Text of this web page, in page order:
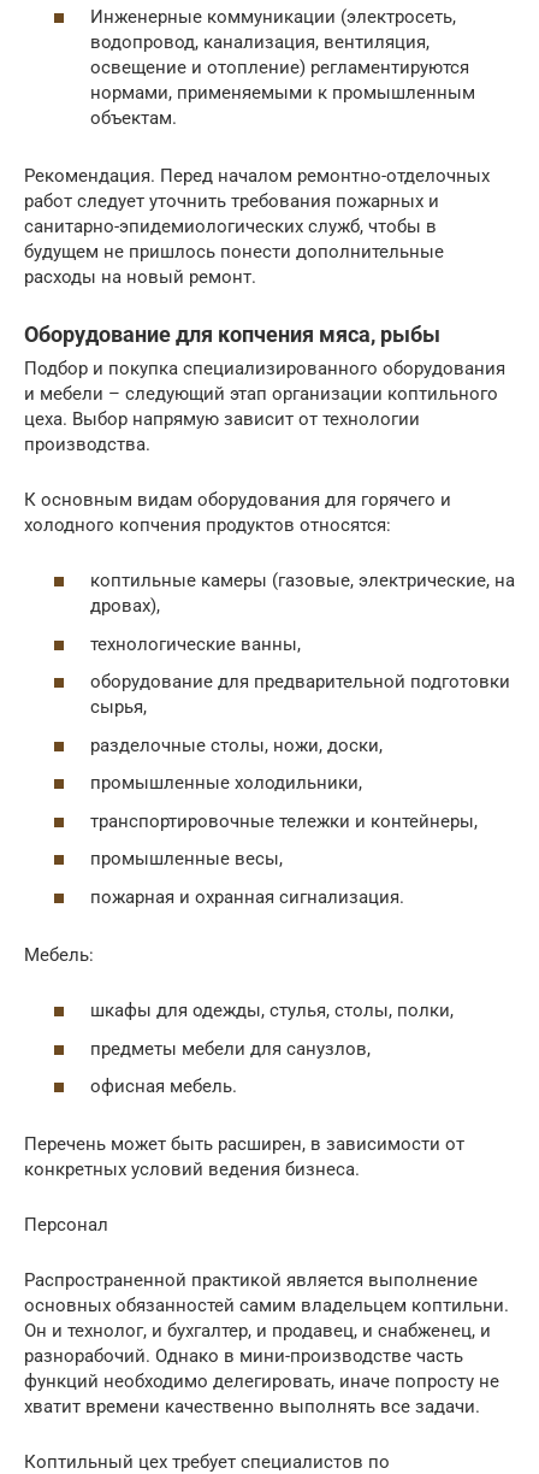
Инженерные коммуникации (электросеть,
водопровод, канализация, вентиляция,
освещение и отопление) регламентируются
нормами, применяемыми к промышленным
объектам.
Рекомендация. Перед началом ремонтно-отделочных
работ следует уточнить требования пожарных и
санитарно-эпидемиологических служб, чтобы в
будущем не пришлось понести дополнительные
расходы на новый ремонт.
Оборудование для копчения мяса, рыбы
Подбор и покупка специализированного оборудования
и мебели – следующий этап организации коптильного
цеха. Выбор напрямую зависит от технологии
производства.
К основным видам оборудования для горячего и
холодного копчения продуктов относятся:
коптильные камеры (газовые, электрические, на
дровах),
технологические ванны,
оборудование для предварительной подготовки
сырья,
разделочные столы, ножи, доски,
промышленные холодильники,
транспортировочные тележки и контейнеры,
промышленные весы,
пожарная и охранная сигнализация.
Мебель:
шкафы для одежды, стулья, столы, полки,
предметы мебели для санузлов,
офисная мебель.
Перечень может быть расширен, в зависимости от
конкретных условий ведения бизнеса.
Персонал
Распространенной практикой является выполнение
основных обязанностей самим владельцем коптильни.
Он и технолог, и бухгалтер, и продавец, и снабженец, и
разнорабочий. Однако в мини-производстве часть
функций необходимо делегировать, иначе попросту не
хватит времени качественно выполнять все задачи.
Коптильный цех требует специалистов по